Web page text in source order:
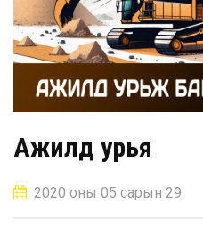
Ажилд урья
2020 оны 05 сарын 29